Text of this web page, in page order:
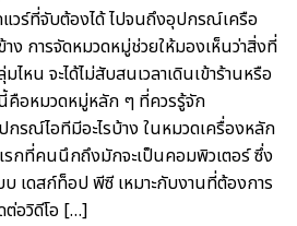
วร์ที่จับต้องได้ ไปจนถึงอุปกรณ์เครือ
ง การจัดหมวดหมู่ช่วยให้มองเห็นว่าสิ่งที่
ไหน จะได้ไม่สับสนเวลาเดินเข้าร้านหรือ
คือหมวดหมู่หลัก ๆ ที่ควรรู้จัก
รณ์ไอทีมีอะไรบ้าง ในหมวดเครื่องหลัก
กที่คนนึกถึงมักจะเป็นคอมพิวเตอร์ ซึ่ง
เดสก์ท็อป พีซี เหมาะกับงานที่ต้องการ
อวิดีโอ […]